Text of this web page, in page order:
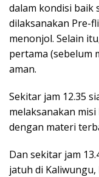
dalam kondisi baik
dilaksanakan Pre-
menonjol. Selain
pertama (sebelum
aman.
Sekitar jam 12.35
melaksanakan
dengan materi
Dan sekitar jam
jatuh di Kaliwungu,